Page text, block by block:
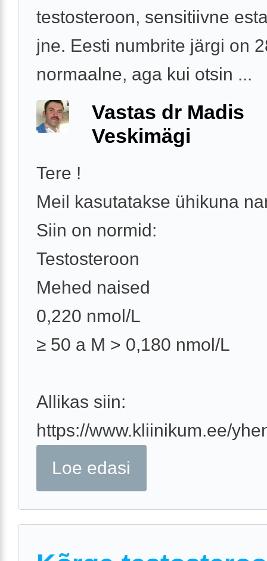
testosteroon, sensitiivne
jne. Eesti numbrite järgi on
normaalne, aga kui otsin ...
Vastas dr Madis
Veskimägi
Tere !
Meil kasutatakse ühikuna
Siin on normid:
Testosteroon
Mehed naised
0,220 nmol/L
≥ 50 a M > 0,180 nmol/L
Allikas siin:
https://www.kliinikum.ee/
Loe edasi